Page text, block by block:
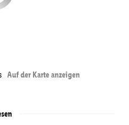
Auf der Karte anzeigen